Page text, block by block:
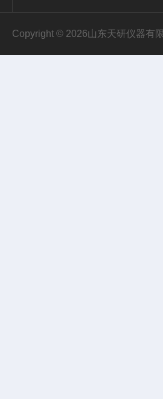
Copyright © 2026山东天研仪器有